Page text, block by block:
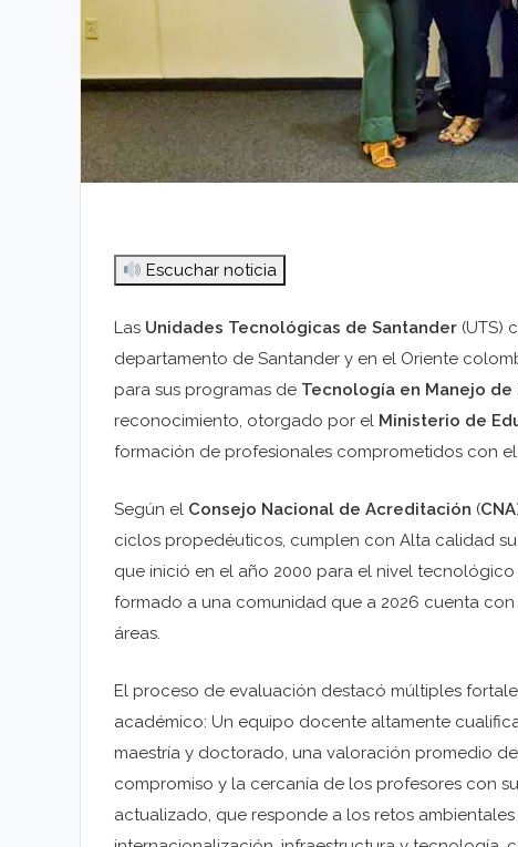
Escuchar noticia
Las Unidades Tecnológicas de Santander (UTS)
departamento de Santander y en el Oriente
para sus programas de Tecnología en Manejo
reconocimiento, otorgado por el Ministerio de
formación de profesionales comprometidos con
Según el Consejo Nacional de Acreditación (CNA
ciclos propedéuticos, cumplen con Alta calidad
que inició en el año 2000 para el nivel tecnológico
formado a una comunidad que a 2026 cuenta
áreas.
El proceso de evaluación destacó múltiples
académico: Un equipo docente altamente
maestría y doctorado, una valoración promedio
compromiso y la cercanía de los profesores con
actualizado, que responde a los retos